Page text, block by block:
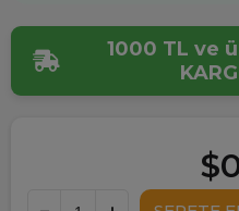
1000 TL ve